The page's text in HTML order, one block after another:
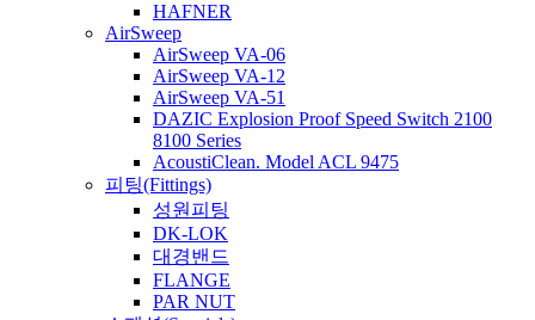
DSG-01 Series 솔레노이드
DSG-03 Series 솔레노이드 밸브
DSHG 전자 파일럿 절환 밸브
E-DSG 저전력 (5W) 솔레노이드 밸브
FC OR FCG 유량제어 밸브
PV2R 형 시리즈 더블 베인 펌프
HAFNER
AirSweep
AirSweep VA-06
AirSweep VA-12
AirSweep VA-51
DAZIC Explosion Proof Speed Switch 2100
8100 Series
AcoustiClean. Model ACL 9475
피팅(Fittings)
성원피팅
DK-LOK
대경밴드
FLANGE
PAR NUT